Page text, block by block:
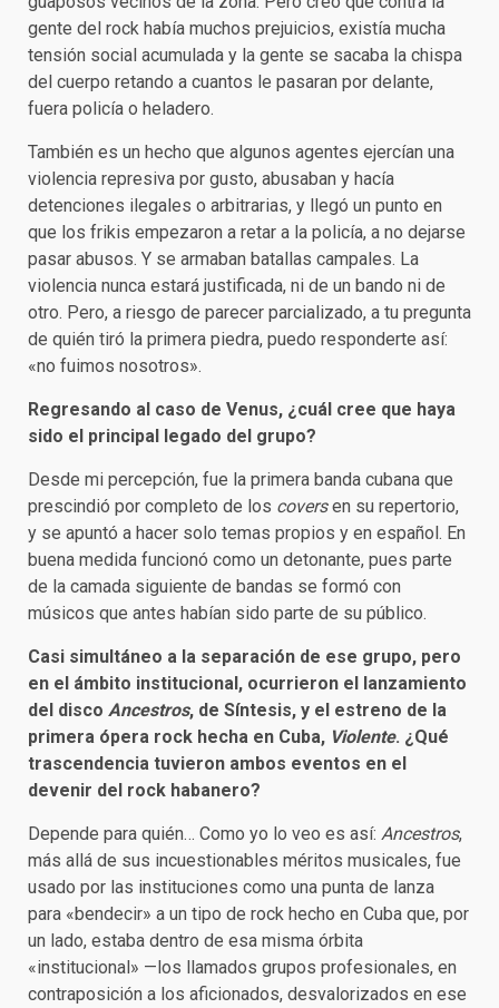
gente del rock había muchos prejuicios, existía mucha
tensión social acumulada y la gente se sacaba la chispa
del cuerpo retando a cuantos le pasaran por delante,
fuera policía o heladero.
También es un hecho que algunos agentes ejercían una
violencia represiva por gusto, abusaban y hacía
detenciones ilegales o arbitrarias, y llegó un punto en
que los frikis empezaron a retar a la policía, a no dejarse
pasar abusos. Y se armaban batallas campales. La
violencia nunca estará justificada, ni de un bando ni de
otro. Pero, a riesgo de parecer parcializado, a tu pregunta
de quién tiró la primera piedra, puedo responderte así:
«no fuimos nosotros».
Regresando al caso de Venus, ¿cuál cree que haya
sido el principal legado del grupo?
Desde mi percepción, fue la primera banda cubana que
prescindió por completo de los coversen su repertorio,
y se apuntó a hacer solo temas propios y en español. En
buena medida funcionó como un detonante, pues parte
de la camada siguiente de bandas se formó con
músicos que antes habían sido parte de su público.
Casi simultáneo a la separación de ese grupo, pero
en el ámbito institucional, ocurrieron el lanzamiento
del disco Ancestros, de Síntesis, y el estreno de la
primera ópera rock hecha en Cuba, Violente. ¿Qué
trascendencia tuvieron ambos eventos en el
devenir del rock habanero?
Depende para quién… Como yo lo veo es así: Ancestros,
más allá de sus incuestionables méritos musicales, fue
usado por las instituciones como una punta de lanza
para «bendecir» a un tipo de rock hecho en Cuba que, por
un lado, estaba dentro de esa misma órbita
«institucional» —los llamados grupos profesionales, en
contraposición a los aficionados, desvalorizados en ese